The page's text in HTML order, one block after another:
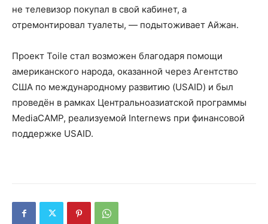
не телевизор покупал в свой кабинет, а
отремонтировал туалеты, — подытоживает Айжан.
Проект Toile стал возможен благодаря помощи
американского народа, оказанной через Агентство
США по международному развитию (USAID) и был
проведён в рамках Центральноазиатской программы
MediaCAMP, реализуемой Internews при финансовой
поддержке USAID.